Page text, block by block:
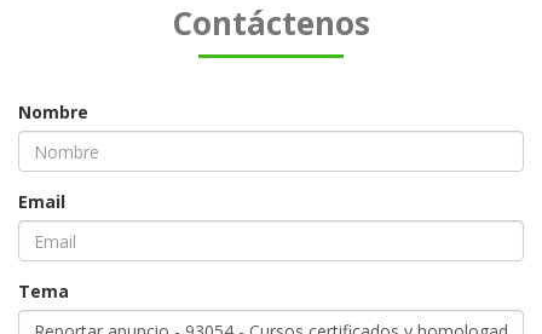
Contáctenos
Nombre
Email
Tema